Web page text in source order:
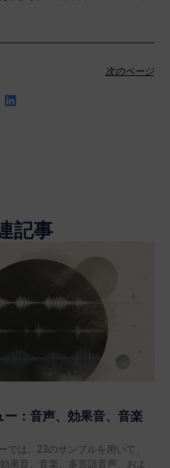
次のページ
記事
：音声、効果音、音楽
では、23のサンプルを用いて、
果音、音楽、多言語音声、およ